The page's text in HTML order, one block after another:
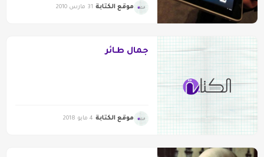
موقع الكتابة 31 مارس 2010
جمال طـائر
موقع الكتابة 4 مايو 2018